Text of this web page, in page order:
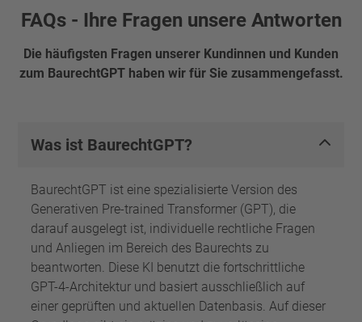
FAQs - Ihre Fragen unsere Antworten
Die häufigsten Fragen unserer Kundinnen und Kunden
zum BaurechtGPT haben wir für Sie zusammengefasst.
Was ist BaurechtGPT?
BaurechtGPT ist eine spezialisierte Version des
Generativen Pre-trained Transformer (GPT), die
darauf ausgelegt ist, individuelle rechtliche Fragen
und Anliegen im Bereich des Baurechts zu
beantworten. Diese KI benutzt die fortschrittliche
GPT-4-Architektur und basiert ausschließlich auf
einer geprüften und aktuellen Datenbasis. Auf dieser